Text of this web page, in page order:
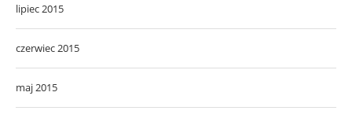
lipiec 2015
czerwiec 2015
maj 2015